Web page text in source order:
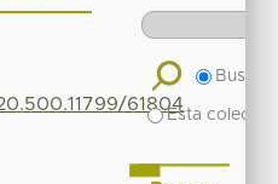
61804
Buscar
Esta